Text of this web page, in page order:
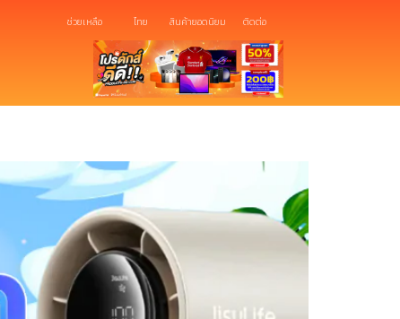
ช่วยเหลือ ไทย สินค้ายอดนิยม ติดต่อ